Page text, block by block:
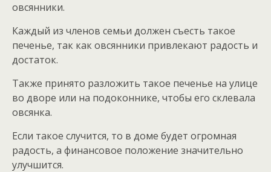
овсянники.
Каждый из членов семьи должен съесть такое
печенье, так как овсянники привлекают радость и
достаток.
Также принято разложить такое печенье на улице
во дворе или на подоконнике, чтобы его склевала
овсянка.
Если такое случится, то в доме будет огромная
радость, а финансовое положение значительно
улучшится.